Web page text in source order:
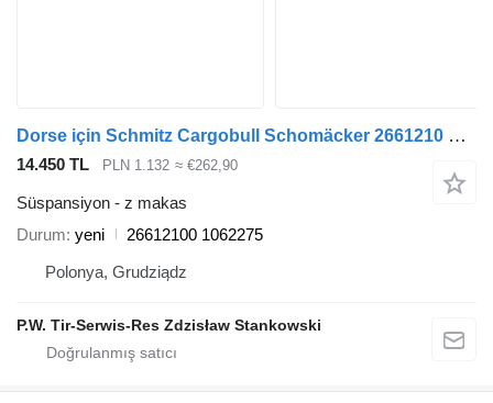
Dorse için Schmitz Cargobull Schomäcker 2661210 O.E.1062275 26612100 z makas
14.450 TL PLN 1.132 ≈ €262,90
Süspansiyon - z makas
Durum yeni
26612100 1062275
Polonya, Grudziądz
P.W. Tir-Serwis-Res Zdzisław Stankowski